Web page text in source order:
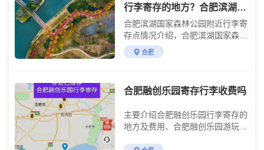
行李寄存的地方？合肥滨湖国
家森林公园行李寄存怎么收
费？
合肥滨湖国家森林公园附近行李寄
存点情况介绍，合肥滨湖国家森林
公园行李寄存点收费标准介绍
合肥
合肥融创乐园寄存行李收费吗
主要介绍合肥融创乐园行李寄存的
地方及费用、合肥融创乐园游玩攻